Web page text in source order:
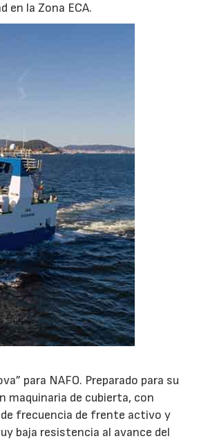
la Zona ECA.
para NAFO. Preparado para su
maquinaria de cubierta, con
frecuencia de frente activo y
baja resistencia al avance del